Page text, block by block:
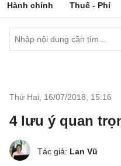
Hành chính Thuế - Phí
Thứ Hai, 16/07/2018 15:16
4 lưu ý quan
Tác giả: Lan Vũ